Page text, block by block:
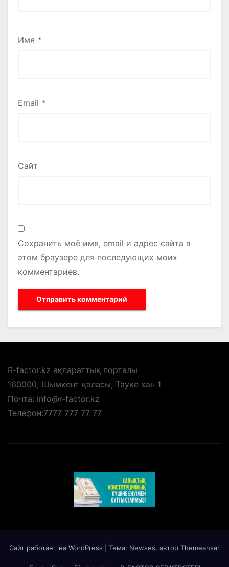
Имя *
Email *
Сайт
Сохранить моё имя, email и адрес сайта в
этом браузере для последующих моих
комментариев.
R-factor.kz ақпараттық порталы
160000, Шымкент қаласы, Тауке хан 1
Почта: info@r-factor.kz
Телефон:7777 777 77 77
Сайт работает на WordPress Тема: Newses, автор Themeansar